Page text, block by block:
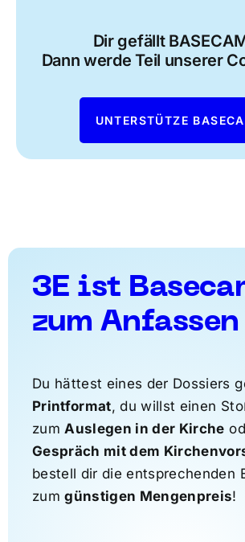
Dir gefällt
Dann werde Teil unserer
UNTERSTÜTZE
3E ist
zum Anfassen
Du hättest eines der Dossiers
Printformat, du willst einen
zumAuslegen in der Kirche
Gespräch mit dem
bestell dir die entsprechenden
zumgünstigen Mengenpreis!